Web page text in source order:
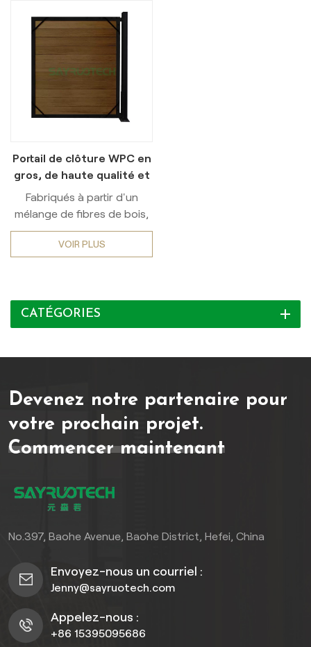
Portail de clôture WPC en
gros, de haute qualité et
facile à installer
Fabriqués à partir d'un
mélange de fibres de bois,
de polymères plastiques et
d'additifs, les portails de
résistante aux intempéries,
âme robuste et revêtement
et leur facilité
d'assemblage par
boulonnage, ils sont idéaux
pour les jardins résidentiels
VOIR PLUS
CATÉGORIES
Devenez notre partenaire pour
votre prochain projet.
Commencer maintenant
No.397, Baohe Avenue, Baohe District, Hefei, China
Envoyez-nous un courriel :
Jenny@sayruotech.com
Appelez-nous :
+86 15395095686